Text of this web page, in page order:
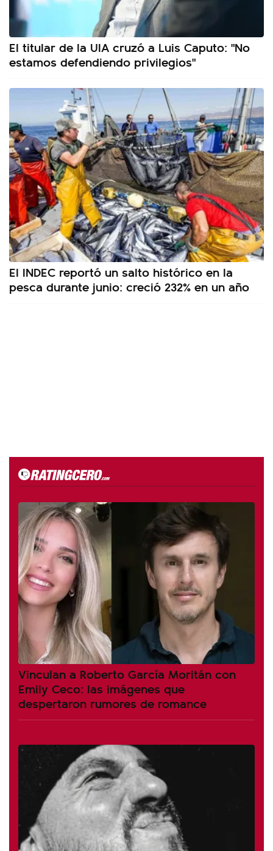
El titular de la UIA cruzó a Luis Caputo: "No
estamos defendiendo privilegios"
El INDEC reportó un salto histórico en la
pesca durante junio: creció 232% en un año
Vinculan a Roberto García Moritán con
Emily Ceco: las imágenes que
despertaron rumores de romance